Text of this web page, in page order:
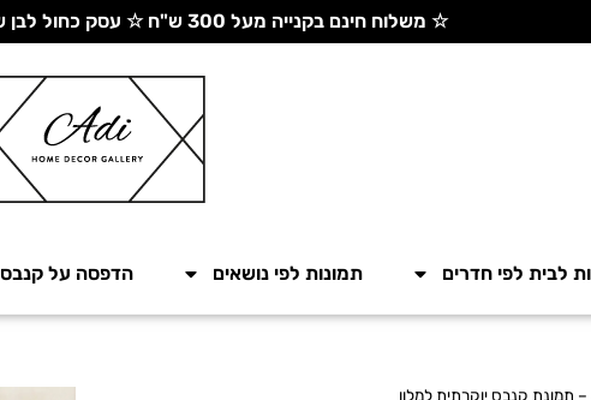
☆ משלוח חינם בקנייה מעל 300 ש"ח ☆ עסק כחול לבן שנמצא בחזית הצפונית - יחד ננצח!
לבית לפי חדרים תמונות לפי נושאים הדפסה על קנבס